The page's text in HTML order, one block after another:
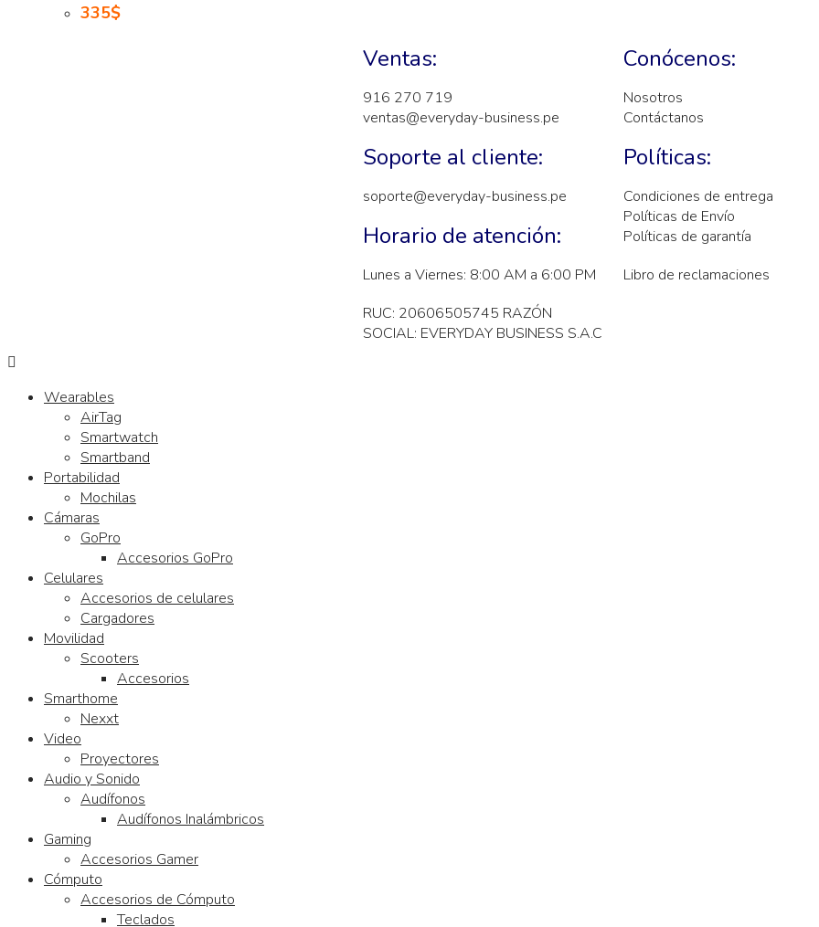
335$
Ventas:
916 270 719
ventas@everyday-business.pe
Soporte al cliente:
soporte@everyday-business.pe
Horario de atención:
Lunes a Viernes: 8:00 AM a 6:00 PM
RUC: 20606505745 RAZÓN
SOCIAL: EVERYDAY BUSINESS S.A.C
Conócenos:
Nosotros
Contáctanos
Políticas:
Condiciones de entrega
Políticas de Envío
Políticas de garantía
Libro de reclamaciones
Wearables
AirTag
Smartwatch
Smartband
Portabilidad
Mochilas
Cámaras
GoPro
Accesorios GoPro
Celulares
Accesorios de celulares
Cargadores
Movilidad
Scooters
Accesorios
Smarthome
Nexxt
Video
Proyectores
Audio y Sonido
Audífonos
Audífonos Inalámbricos
Gaming
Accesorios Gamer
Cómputo
Accesorios de Cómputo
Teclados